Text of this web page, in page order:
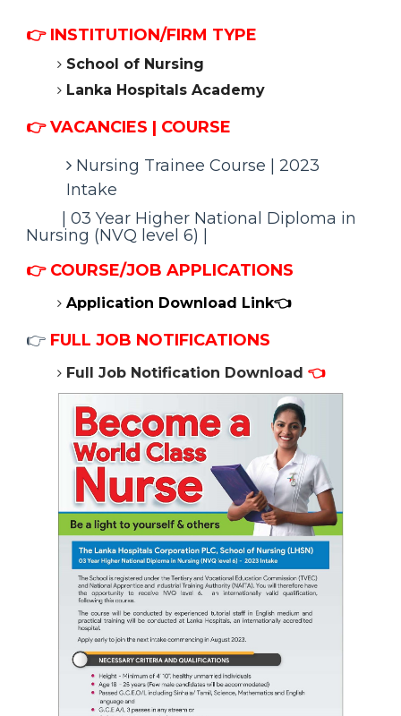
👉 INSTITUTION/FIRM TYPE
School of Nursing
Lanka Hospitals Academy
👉 VACANCIES | COURSE
Nursing Trainee Course | 2023
Intake
| 03 Year Higher National Diploma in
Nursing (NVQ level 6) |
👉 COURSE/JOB APPLICATIONS
Application Download Link👈
👉 FULL JOB NOTIFICATIONS
Full Job Notification Download 👈